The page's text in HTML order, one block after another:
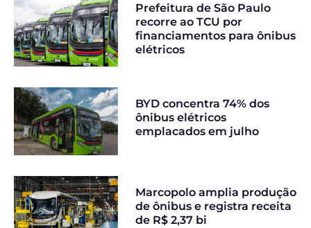
Prefeitura de São Paulo
recorre ao TCU por
financiamentos para ônibus
elétricos
BYD concentra 74% dos
ônibus elétricos
emplacados em julho
Marcopolo amplia produção
de ônibus e registra receita
de R$ 2,37 bi